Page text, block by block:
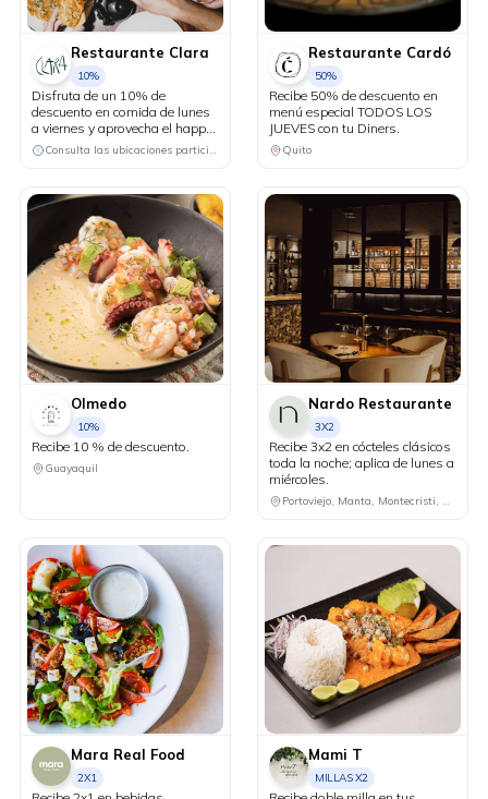
Restaurante Clara
10%
Disfruta de un 10% de
descuento en comida de lunes
a viernes y aprovecha el happy
hour 3x2 en cócteles del día, de
lunes a jueves.
Consulta las ubicaciones participantes
Restaurante Cardó
50%
Recibe 50% de descuento en
menú especial TODOS LOS
JUEVES con tu Diners.
Quito
Olmedo
10%
Recibe 10 % de descuento.
Guayaquil
Nardo Restaurante
3X2
Recibe 3x2 en cócteles clásicos
toda la noche; aplica de lunes a
miércoles.
Portoviejo, Manta, Montecristi, Chone
Mara Real Food
2X1
Mami T
MILLAS X2